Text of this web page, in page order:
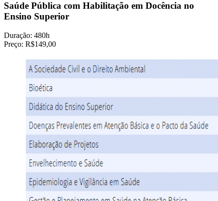
Saúde Pública com Habilitação em Docência no
Ensino Superior
Duração: 480h
Preço: R$149,00